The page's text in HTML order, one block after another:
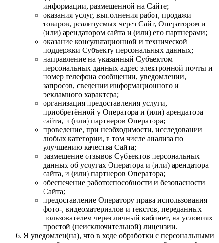
информации, размещенной на Сайте;
оказания услуг, выполнения работ, продажи
товаров, реализуемых через Сайт, Оператором и
(или) арендатором сайта и (или) его партнерами;
оказание консультационной и технической
поддержки Субъекту персональных данных;
направление на указанный Субъектом
персональных данных адрес электронной почты и
номер телефона сообщении, уведомлении,
запросов, сведении информационного и
рекламного характера;
организация предоставления услуги,
приобретённой у Оператора и (или) арендатора
сайта, и (или) партнеров Оператора;
проведение, при необходимости, исследовании
любых категории, в том числе анализа по
улучшению качества Сайта;
размещение отзывов Субъектов персональных
данных об услугах Оператора и (или) арендатора
сайта, и (или) партнеров Оператора;
обеспечение работоспособности и безопасности
Сайта;
предоставление Оператору права использования
фото-, видеоматериалов и текстов, переданных
пользователем через личный кабинет, на условиях
простой (неисключительной) лицензии.
Я уведомлен(на), что в ходе обработки с персональными